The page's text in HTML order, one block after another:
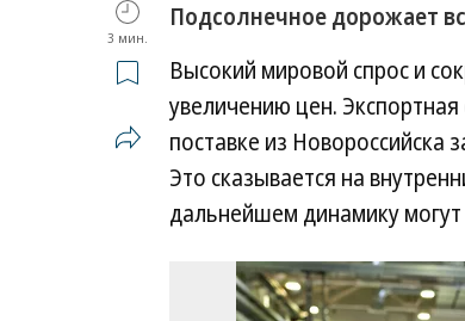
3 мин.
Подсолнечное дорожает
Высокий мировой спрос и
увеличению цен.
поставке из Новороссийска
Это сказывается на
дальнейшем динамику